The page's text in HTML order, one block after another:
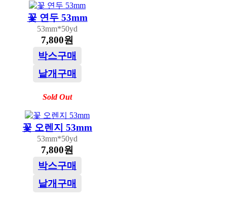
꽃 연두 53mm
53mm*50yd
7,800원
박스구매
낱개구매
Sold Out
꽃 오렌지 53mm
53mm*50yd
7,800원
박스구매
낱개구매